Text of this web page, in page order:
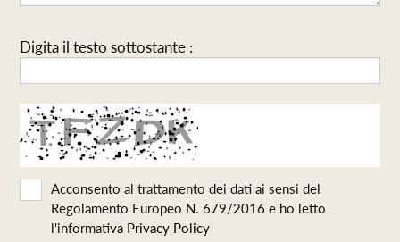
Digita il testo sottostante :
Acconsento al trattamento dei dati ai sensi del
Regolamento Europeo N. 679/2016 e ho letto
l'informativa Privacy Policy